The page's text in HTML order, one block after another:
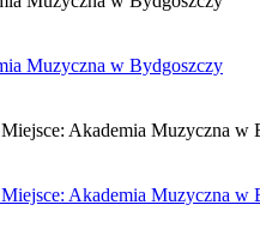
Muzyczna w Bydgoszczy
Akademia Muzyczna w
Akademia Muzyczna w